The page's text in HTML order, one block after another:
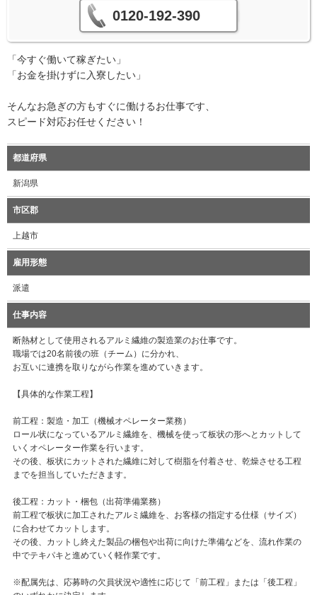
0120-192-390
「今すぐ働いて稼ぎたい」
「お金を掛けずに入寮したい」
そんなお急ぎの方もすぐに働けるお仕事です、
スピード対応お任せください！
都道府県
新潟県
市区郡
上越市
雇用形態
派遣
仕事内容
断熱材として使用されるアルミ繊維の製造業のお仕事です。
職場では20名前後の班（チーム）に分かれ、
お互いに連携を取りながら作業を進めていきます。
【具体的な作業工程】
前工程：製造・加工（機械オペレーター業務）
ロール状になっているアルミ繊維を、機械を使って板状の形へとカットして
いくオペレーター作業を行います。
その後、板状にカットされた繊維に対して樹脂を付着させ、乾燥させる工程
までを担当していただきます。
後工程：カット・梱包（出荷準備業務）
前工程で板状に加工されたアルミ繊維を、お客様の指定する仕様（サイズ）
に合わせてカットします。
その後、カットし終えた製品の梱包や出荷に向けた準備などを、流れ作業の
中でテキパキと進めていく軽作業です。
※配属先は、応募時の欠員状況や適性に応じて「前工程」または「後工程」